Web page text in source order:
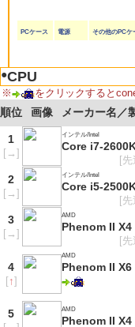
PCケース 電源 その他のPCケ
●CPU
※ をクリックすると
順位 画像 メーカー名／
1
[→ ]
インテル/Intel
Core i7-
[
2
[→ ]
インテル/Intel
Core i5-
[
3
[→ ]
AMD
Phenom II
[
4
[↑]
AMD
Phenom II
5 AMD
Phenom II